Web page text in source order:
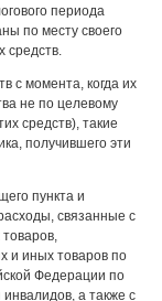
периода
по месту своего
средств.
с момента, когда их
не по целевому
средств), такие
получившего эти
пункта и
связанные с
и иных товаров по
Федерации по
а также с